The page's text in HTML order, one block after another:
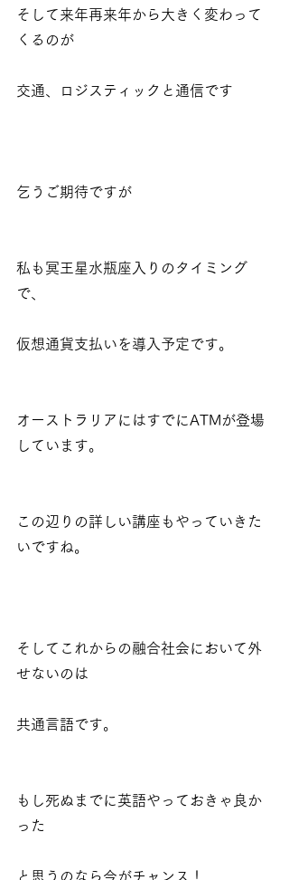
そして来年再来年から大きく変わって
くるのが
交通、ロジスティックと通信です
乞うご期待ですが
私も冥王星水瓶座入りのタイミング
で、
仮想通貨支払いを導入予定です。
オーストラリアにはすでにATMが登場
しています。
この辺りの詳しい講座もやっていきた
いですね。
そしてこれからの融合社会において外
せないのは
共通言語です。
もし死ぬまでに英語やっておきゃ良か
った
と思うのなら今がチャンス！